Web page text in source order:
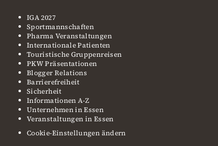
IGA 2027
Sportmannschaften
Pharma Veranstaltungen
Internationale Patienten
Touristische Gruppenreisen
PKW Präsentationen
Blogger Relations
Barrierefreiheit
Sicherheit
Informationen A-Z
Unternehmen in Essen
Veranstaltungen in Essen
Cookie-Einstellungen ändern